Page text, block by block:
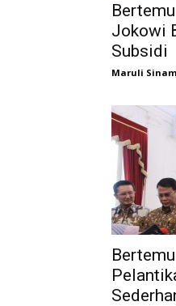
Jokowi
Subsidi
Maruli